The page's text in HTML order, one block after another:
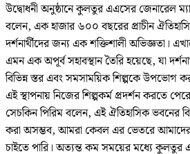
উদ্বোধনী অনুষ্ঠানে কুলতুর এএসের জেনারেল
বলেন, এক হাজার ৬০০ বছরের প্রাচীন
দর্শনার্থীদের জন্য এক শক্তিশালী অভিজ্ঞতা।
এমন এক অপূর্ব সহাবস্থান তৈরি হয়েছে, যা
বিভিন্ন স্তর এবং সমসাময়িক শিল্পকে উপভোগ
এই স্থাপনায় নিজের শিল্পকর্ম প্রদর্শন করতে
সেচকিন পিরিম বলেন, এই ঐতিহাসিক ভবনের
করা অসম্ভব, আমরা কেবল এর ভেতরে
চাইতে পারি। অত্যন্ত কম সময়ের মধ্যে কুলতুর